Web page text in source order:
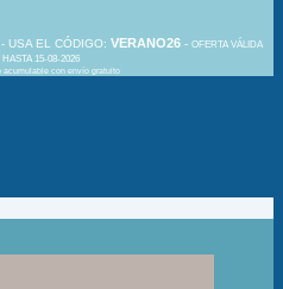
- USA EL CÓDIGO: VERANO26 - OFERTA VÁLIDA
HASTA 15-08-2026
acumulable con envío gratuito